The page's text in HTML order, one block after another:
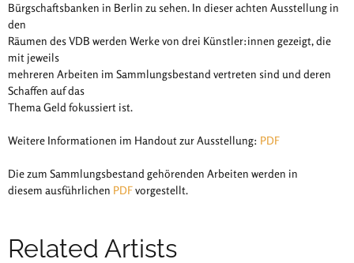
Bürgschaftsbanken in Berlin zu sehen. In dieser achten Ausstellung in
den
Räumen des VDB werden Werke von drei Künstler:innen gezeigt, die
mit jeweils
mehreren Arbeiten im Sammlungsbestand vertreten sind und deren
Schaffen auf das
Thema Geld fokussiert ist.
Weitere Informationen im Handout zur Ausstellung: PDF
Die zum Sammlungsbestand gehörenden Arbeiten werden in
diesem ausführlichen PDFvorgestellt.
Related Artists